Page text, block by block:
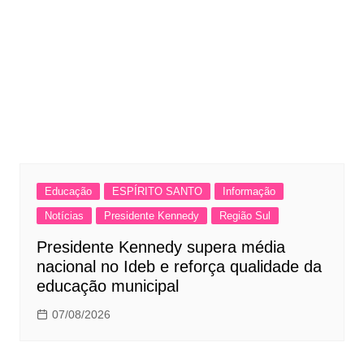
Educação ESPÍRITO SANTO
Informação
Notícias
Presidente Kennedy Região Sul
Presidente Kennedy supera média
nacional no Ideb e reforça qualidade da
educação municipal
07/08/2026